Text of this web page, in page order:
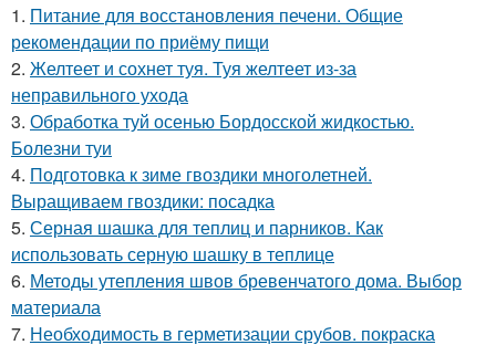
1. Питание для восстановления печени. Общие
рекомендации по приёму пищи
2. Желтеет и сохнет туя. Туя желтеет из-за
неправильного ухода
3. Обработка туй осенью Бордосской жидкостью.
Болезни туи
4. Подготовка к зиме гвоздики многолетней.
Выращиваем гвоздики: посадка
5. Серная шашка для теплиц и парников. Как
использовать серную шашку в теплице
6. Методы утепления швов бревенчатого дома. Выбор
материала
7. Необходимость в герметизации срубов. покраска